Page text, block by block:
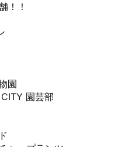
！！
園
園芸部